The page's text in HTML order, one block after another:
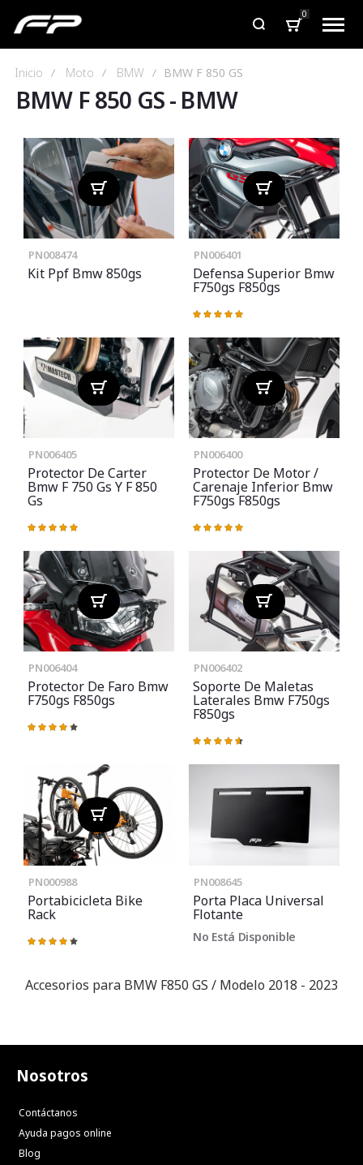
0
Inicio Moto BMW BMW F 850 GS
BMW F 850 GS- BMW
PN008474
Kit Ppf Bmw 850gs
PN006401
Defensa Superior Bmw
F750gs F850gs
Valoración:
PN006405
Protector De Carter
Bmw F 750 Gs Y F 850
Gs
Valoración:
PN006400
Protector De Motor /
Carenaje Inferior Bmw
F750gs F850gs
Valoración:
PN006404
Protector De Faro Bmw
F750gs F850gs
Valoración:
PN006402
Soporte De Maletas
Laterales Bmw F750gs
F850gs
Valoración:
PN000988
Portabicicleta Bike
Rack
Valoración:
PN008645
Porta Placa Universal
Flotante
No Está Disponible
Accesorios para BMW F850 GS / Modelo 2018 - 2023
Nosotros
Contáctanos
Ayuda pagos online
Blog